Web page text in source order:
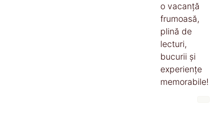
o vacanță
frumoasă,
plină de
lecturi,
bucurii și
experiențe
memorabile!